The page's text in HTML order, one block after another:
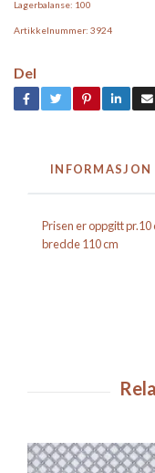
Lagerbalanse: 100
Artikkelnummer: 3924
Del
INFORMASJON
Prisen er oppgitt pr.10
bredde 110 cm